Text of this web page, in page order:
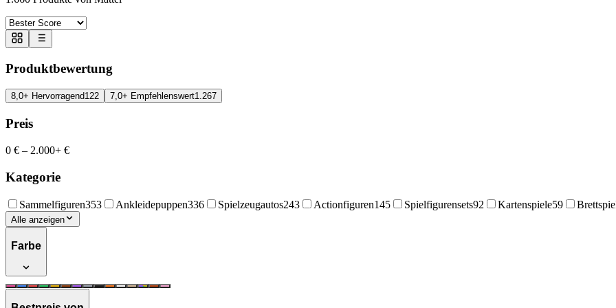
Produktbewertung
8,0+ Hervorragend122 7,0+ Empfehlenswert1.267
Preis
0 € – 2.000+ €
Kategorie
Sammelfiguren353 Ankleidepuppen336 Spielzeugautos243 Actionfiguren145 Spielfigurensets92 Kartenspiele59
Alle anzeigen
Farbe